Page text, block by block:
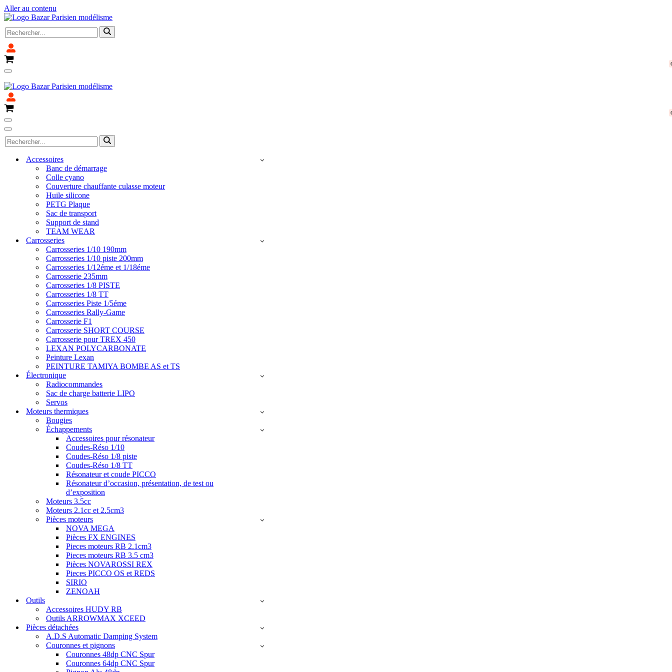
Aller au contenu
Rechercher...
Panier
Menu
de
navigation
Panier
Menu
de
navigation
Menu
de
navigation
Rechercher...
Accessoires
Banc de démarrage
Colle cyano
Couverture chauffante culasse moteur
Huile silicone
PETG Plaque
Sac de transport
Support de stand
TEAM WEAR
Carrosseries
Carrosseries 1/10 190mm
Carrosseries 1/10 piste 200mm
Carrosseries 1/12éme et 1/18éme
Carrosserie 235mm
Carrosseries 1/8 PISTE
Carrosseries 1/8 TT
Carrosseries Piste 1/5éme
Carrosseries Rally-Game
Carrosserie F1
Carrosserie SHORT COURSE
Carrosserie pour TREX 450
LEXAN POLYCARBONATE
Peinture Lexan
PEINTURE TAMIYA BOMBE AS et TS
Électronique
Radiocommandes
Sac de charge batterie LIPO
Servos
Moteurs thermiques
Bougies
Échappements
Accessoires pour résonateur
Coudes-Réso 1/10
Coudes-Réso 1/8 piste
Coudes-Réso 1/8 TT
Résonateur et coude PICCO
Résonateur d’occasion, présentation, de test ou
d’exposition
Moteurs 3.5cc
Moteurs 2.1cc et 2.5cm3
Pièces moteurs
NOVA MEGA
Pièces FX ENGINES
Pieces moteurs RB 2.1cm3
Pieces moteurs RB 3.5 cm3
Pièces NOVAROSSI REX
Pieces PICCO OS et REDS
SIRIO
ZENOAH
Outils
Accessoires HUDY RB
Outils ARROWMAX XCEED
Pièces détachées
A.D.S Automatic Damping System
Couronnes et pignons
Couronnes 48dp CNC Spur
Couronnes 64dp CNC Spur